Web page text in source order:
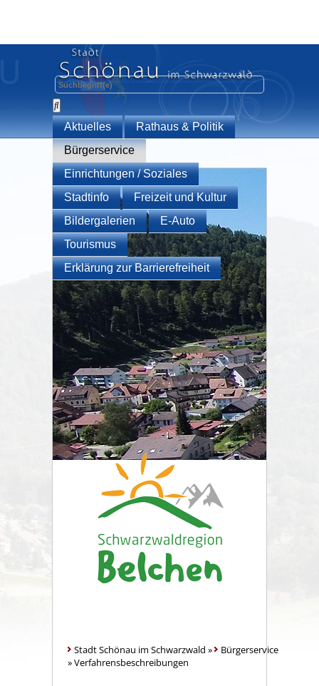
Aktuelles
Rathaus & Politik
Bürgerservice
Einrichtungen / Soziales
Stadtinfo
Freizeit und Kultur
Bildergalerien
E-Auto
Tourismus
Erklärung zur Barrierefreiheit
Stadt Schönau im Schwarzwald »
Bürgerservice
»Verfahrensbeschreibungen